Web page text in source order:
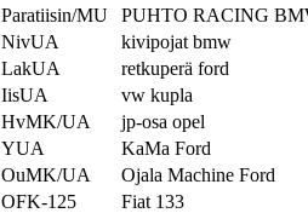
Paratiisin/MU
PUHTO RACING
NivUA
kivipojat bmw
LakUA
retkuperä ford
IisUA
vw kupla
HvMK/UA
jp-osa opel
YUA
KaMa Ford
OuMK/UA
Ojala Machine Ford
OFK-125
Fiat 133